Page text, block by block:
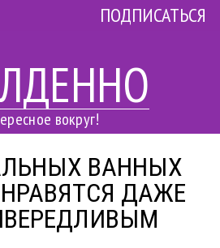
вокруг!
ПОДПИСАТЬСЯ
ВАННЫХ
ДАЖЕ